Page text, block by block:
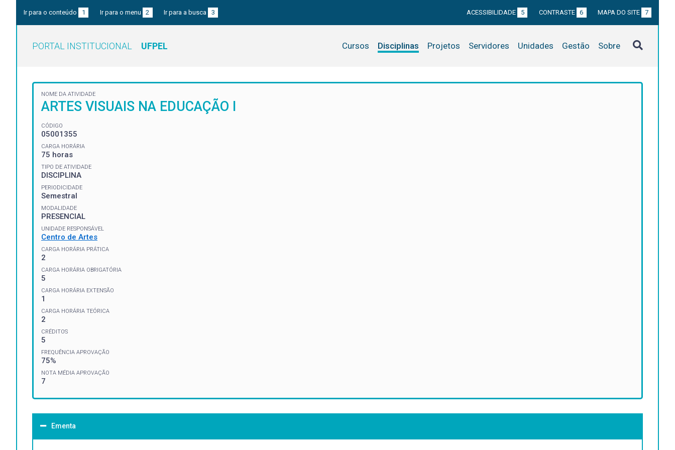
Ir para o conteúdo 1 Ir para o menu 2 Ir para a busca 3 ACESSIBILIDADE 5 CONTRASTE 6 MAPA DO SITE 7
PORTAL INSTITUCIONAL UFPEL Cursos Disciplinas Projetos Servidores Unidades Gestão Sobre
NOME DA ATIVIDADE
ARTES VISUAIS NA EDUCAÇÃO I
CÓDIGO
05001355
CARGA HORÁRIA
75 horas
TIPO DE ATIVIDADE
DISCIPLINA
PERIODICIDADE
Semestral
MODALIDADE
PRESENCIAL
UNIDADE RESPONSÁVEL
Centro de Artes
CARGA HORÁRIA PRÁTICA
2
CARGA HORÁRIA OBRIGATÓRIA
5
CARGA HORÁRIA EXTENSÃO
1
CARGA HORÁRIA TEÓRICA
2
CRÉDITOS
5
FREQUÊNCIA APROVAÇÃO
75%
NOTA MÉDIA APROVAÇÃO
7
Ementa